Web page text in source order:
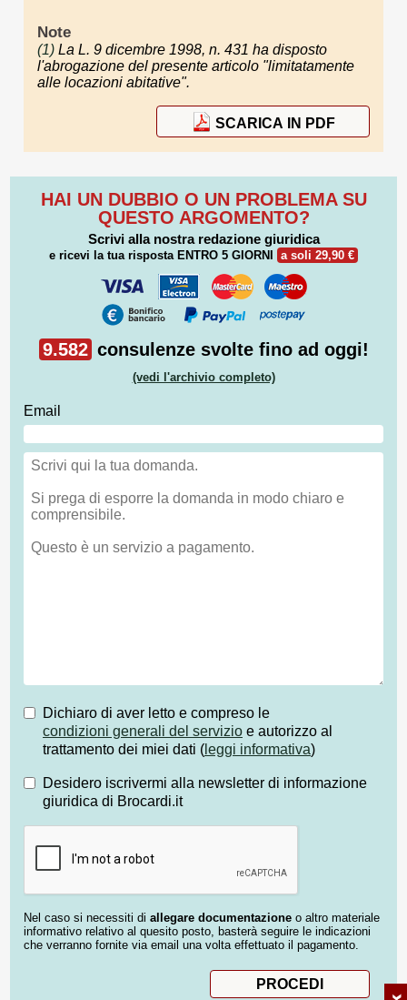
Note
(1) La L. 9 dicembre 1998, n. 431 ha disposto
l'abrogazione del presente articolo "limitatamente
alle locazioni abitative".
SCARICA IN PDF
HAI UN DUBBIO O UN PROBLEMA SU
QUESTO ARGOMENTO?
Scrivi alla nostra redazione giuridica
e ricevi la tua risposta ENTRO 5 GIORNI a soli 29,90 €
9.582 consulenze svolte fino ad oggi!
(vedi l'archivio completo)
Email
Dichiaro di aver letto e compreso le
condizioni generali del servizio e autorizzo al
trattamento dei miei dati ( leggi informativa)
Desidero iscrivermi alla newsletter di informazione
giuridica di Brocardi.it
Nel caso si necessiti di allegare documentazione o altro materiale
informativo relativo al quesito posto, basterà seguire le indicazioni
che verranno fornite via email una volta effettuato il pagamento.